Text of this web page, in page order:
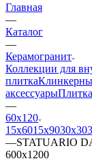
Главная
—
Каталог
—
Керамогранит
Коллекции для
плитка
аксессуары
—
60х120
15х6015x9030х30
—STATUARIO
600x1200